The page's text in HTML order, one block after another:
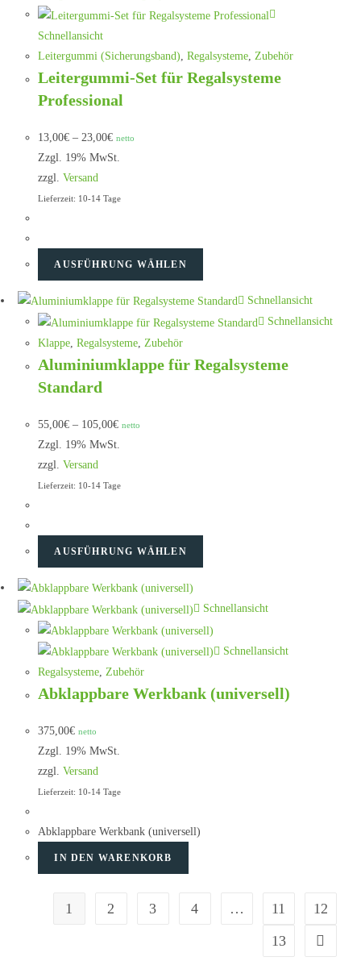
Schnellansicht
Leitergummi (Sicherungsband) ,Regalsysteme Zubehör
Leitergummi-Set für Regalsysteme
Professional
13,00€ – 23,00€ netto
Zzgl. 19% MwSt.
zzgl.Versand
Lieferzeit: 10-14 Tage
AUSFÜHRUNG WÄHLEN
Schnellansicht
Schnellansicht
Klappe ,Regalsysteme Zubehör
Aluminiumklappe für Regalsysteme
Standard
55,00€ – 105,00€ netto
Zzgl. 19% MwSt.
zzgl.Versand
Lieferzeit: 10-14 Tage
AUSFÜHRUNG WÄHLEN
Schnellansicht
Schnellansicht
Regalsysteme,Zubehör
Abklappbare Werkbank (universell)
375,00€ netto
Zzgl. 19% MwSt.
zzgl.Versand
Lieferzeit: 10-14 Tage
Abklappbare Werkbank (universell)
IN DEN WARENKORB
1 2 3 4 … 11
12
13